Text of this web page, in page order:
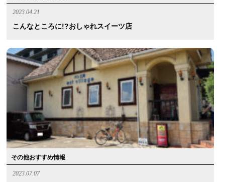
2023.04.21
こんなところに!?おしゃれスイーツ店
その他おすすめ情報
2023.07.07